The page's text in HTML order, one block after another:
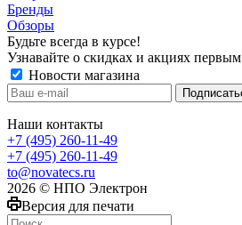
Бренды
Обзоры
Будьте всегда в курсе!
Узнавайте о скидках и акциях первым
Новости магазина
Наши контакты
+7 (495) 260-11-49
+7 (495) 260-11-49
to@novatecs.ru
2026 © НПО Электрон
Версия для печати